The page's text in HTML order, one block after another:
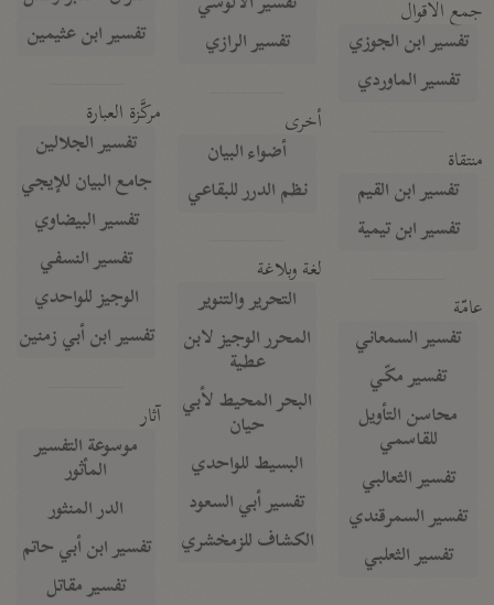
جمع الأقوال
تفسير ابن الجوزي
تفسير الماوردي
منتقاة
تفسير ابن القيم
تفسير ابن تيمية
عامّة
تفسير السمعاني
تفسير مكّي
محاسن التأويل
للقاسمي
تفسير الثعالبي
تفسير السمرقندي
تفسير الثعلبي
تفسير الرازي
أخرى
أضواء البيان
نظم الدرر للبقاعي
لغة وبلاغة
التحرير والتنوير
المحرر الوجيز لابن
عطية
البحر المحيط لأبي
حيان
البسيط للواحدي
تفسير أبي السعود
الكشاف للزمخشري
تفسير ابن عثيمين
مركَّزة العبارة
تفسير الجلالين
جامع البيان للإيجي
تفسير البيضاوي
تفسير النسفي
الوجيز للواحدي
تفسير ابن أبي زمنين
آثار
موسوعة التفسير
المأثور
الدر المنثور
تفسير ابن أبي حاتم
تفسير مقاتل